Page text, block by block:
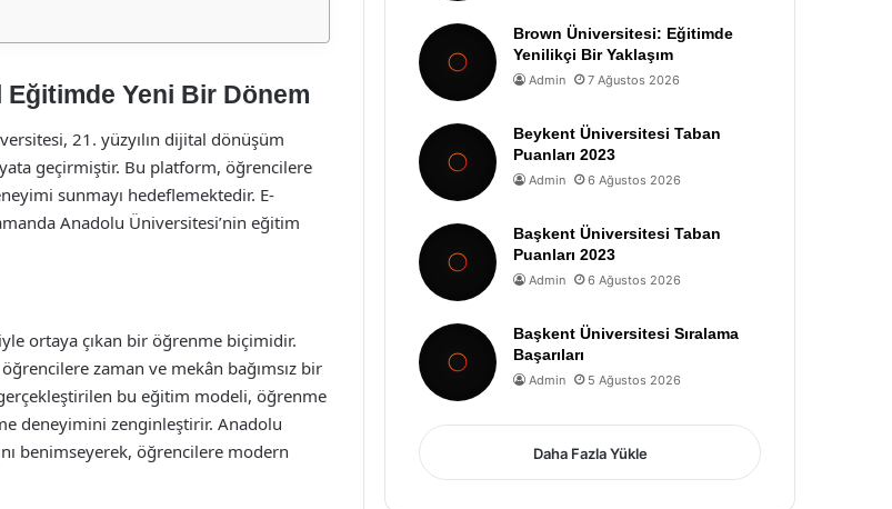
Yeni Bir Dönem
21. yüzyılın dijital dönüşüm
geçirmiştir. Bu platform, öğrencilere
sunmayı hedeflemektedir. E-
Anadolu Üniversitesi’nin eğitim
ortaya çıkan bir öğrenme biçimidir.
zaman ve mekân bağımsız bir
bu eğitim modeli, öğrenme
deneyimini zenginleştirir. Anadolu
benimseyerek, öğrencilere modern
Brown Üniversitesi: Eğitimde
Yenilikçi Bir Yaklaşım
Admin 7 Ağustos 2026
Beykent Üniversitesi Taban
Puanları 2023
Admin 6 Ağustos 2026
Başkent Üniversitesi Taban
Puanları 2023
Admin 6 Ağustos 2026
Başkent Üniversitesi Sıralama
Başarıları
Admin 5 Ağustos 2026
Daha Fazla Yükle